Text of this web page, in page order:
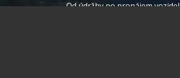
Od údržby po pronájem vozidel